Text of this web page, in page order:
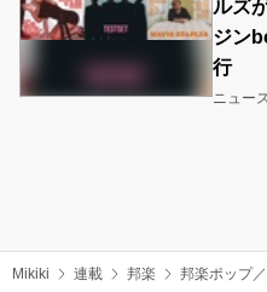
ルズ
ジン
行
ニュー
Mikiki 連載 邦楽 邦楽ポップ